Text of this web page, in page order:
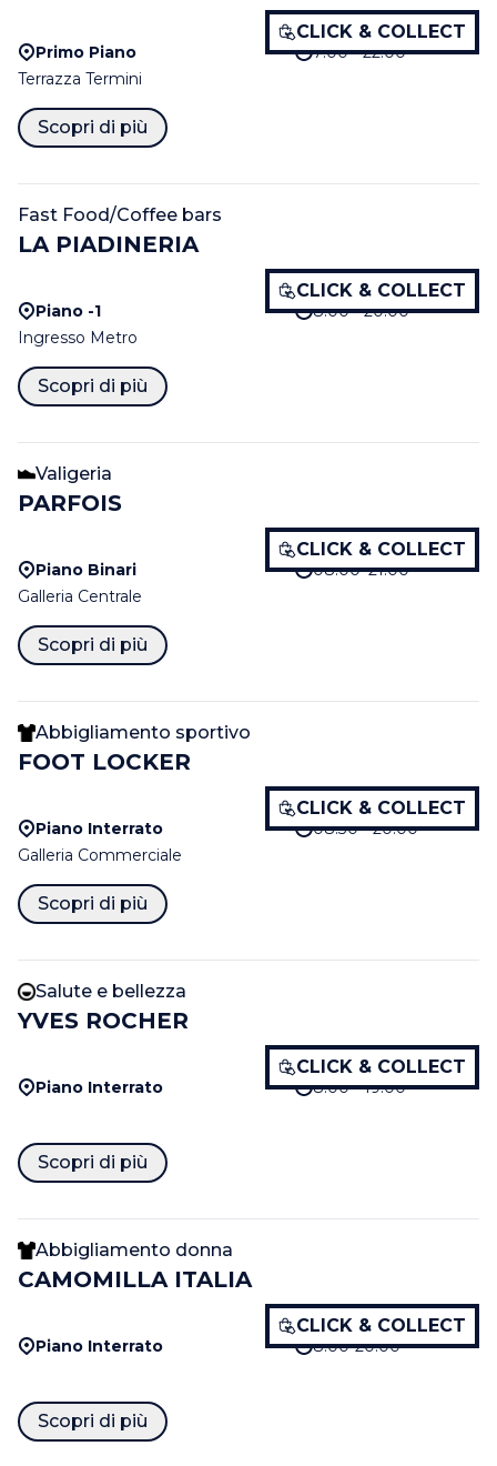
CLICK & COLLECT
Primo Piano
7:00 - 22:00
Terrazza Termini
Scopri di più
Fast Food/Coffee bars
LA PIADINERIA
CLICK & COLLECT
Piano -1
8:00 - 20:00
Ingresso Metro
Scopri di più
Valigeria
PARFOIS
CLICK & COLLECT
Piano Binari
08:00–21:00
Galleria Centrale
Scopri di più
Abbigliamento sportivo
FOOT LOCKER
CLICK & COLLECT
Piano Interrato
08:30 - 20:00
Galleria Commerciale
Scopri di più
Salute e bellezza
YVES ROCHER
CLICK & COLLECT
Piano Interrato 8:00 - 19:00
Scopri di più
Abbigliamento donna
CAMOMILLA ITALIA
CLICK & COLLECT
Piano Interrato 8.00-20.00
Scopri di più